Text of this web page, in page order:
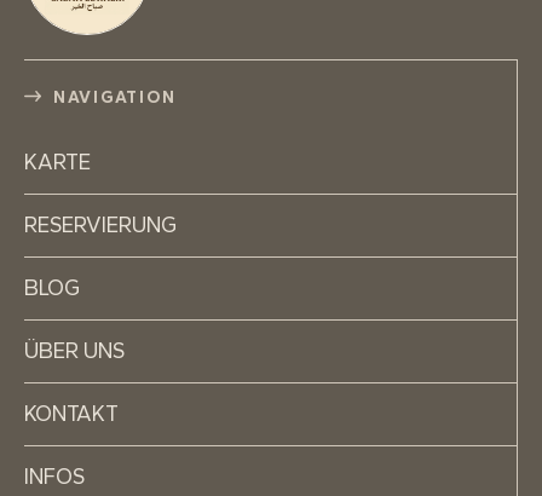
NAVIGATION
KARTE
RESERVIERUNG
BLOG
ÜBER UNS
KONTAKT
INFOS